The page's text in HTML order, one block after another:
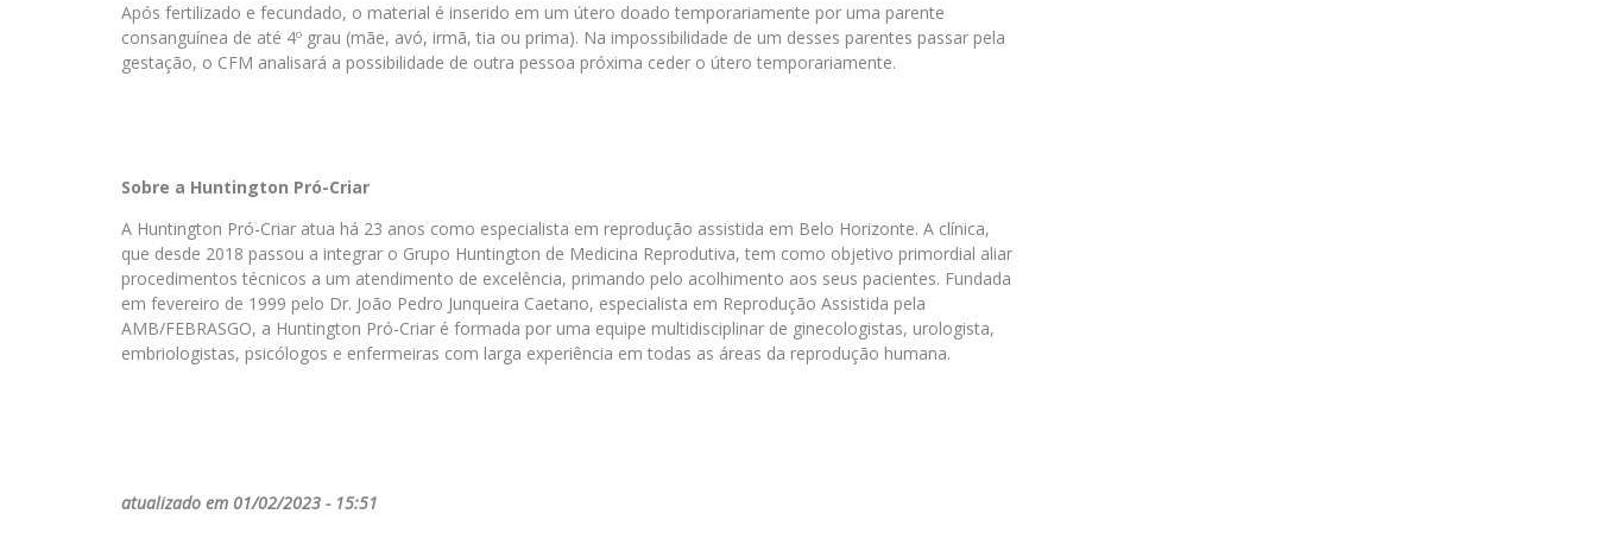
Após fertilizado e fecundado, o material é inserido em um útero doado temporariamente por uma parente
consanguínea de até 4º grau (mãe, avó, irmã, tia ou prima). Na impossibilidade de um desses parentes passar pela
gestação, o CFM analisará a possibilidade de outra pessoa próxima ceder o útero temporariamente.
Sobre a Huntington Pró-Criar
A Huntington Pró-Criar atua há 23 anos como especialista em reprodução assistida em Belo Horizonte. A clínica,
que desde 2018 passou a integrar o Grupo Huntington de Medicina Reprodutiva, tem como objetivo primordial aliar
procedimentos técnicos a um atendimento de excelência, primando pelo acolhimento aos seus pacientes. Fundada
em fevereiro de 1999 pelo Dr. João Pedro Junqueira Caetano, especialista em Reprodução Assistida pela
AMB/FEBRASGO, a Huntington Pró-Criar é formada por uma equipe multidisciplinar de ginecologistas, urologista,
embriologistas, psicólogos e enfermeiras com larga experiência em todas as áreas da reprodução humana.
atualizado em 01/02/2023 - 15:51